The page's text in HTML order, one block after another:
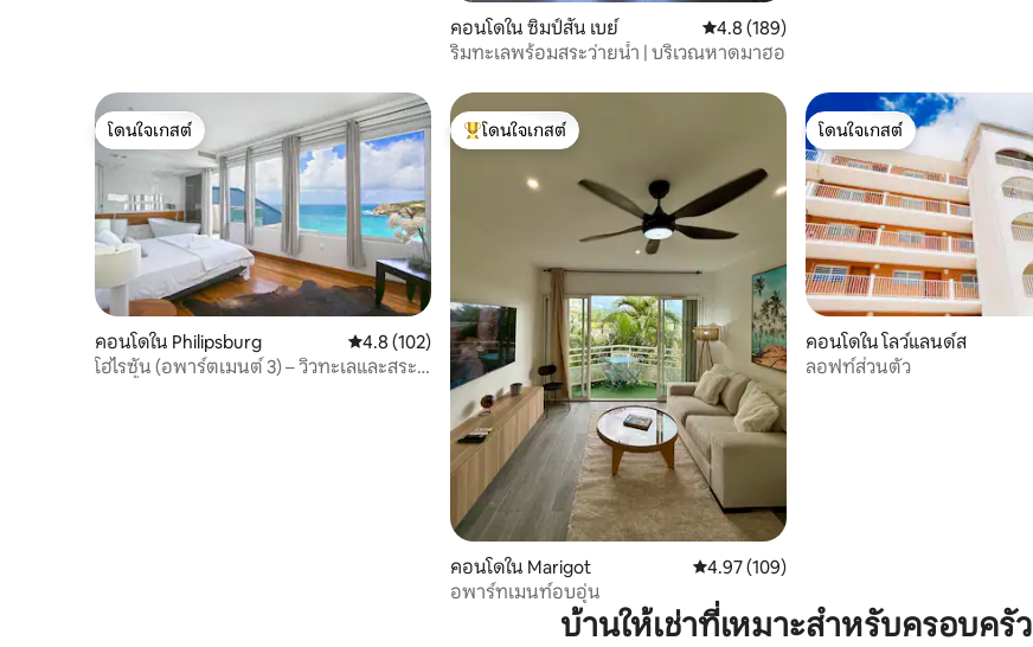
คอนโดใน ซิมป์สัน เบย์ คะแนนเฉลี่ย 4.8 จาก 5, 189 รีวิว
4.8 (189)
ริมทะเลพร้อมสระว่ายน้ำ | บริเวณหาดมาฮอ
โดนใจเกสต์
โดนใจเกสต์
คอนโดใน Philipsburg คะแนนเฉลี่ย 4.8 จาก 5, 102 รีวิว
4.8 (102)
โฮไรซัน (อพาร์ตเมนต์ 3) – วิวทะเลและสระ
โดนใจเกสต์ที่สุด
โดนใจเกสต์
คอนโดใน Marigot คะแนนเฉลี่ย 4.97 จาก 5, 109 รีวิว
4.97 (109)
อพาร์ทเมนท์อบอุ่น
โดนใจเกสต์
โดนใจเกสต์
คอนโดใน โลว์แลนด์ส
ลอฟท์ส่วนตัว
บ้านให้เช่าที่เหมาะสำหรับครอบครัว